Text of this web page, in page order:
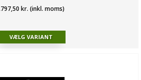
kr. (inkl. moms)